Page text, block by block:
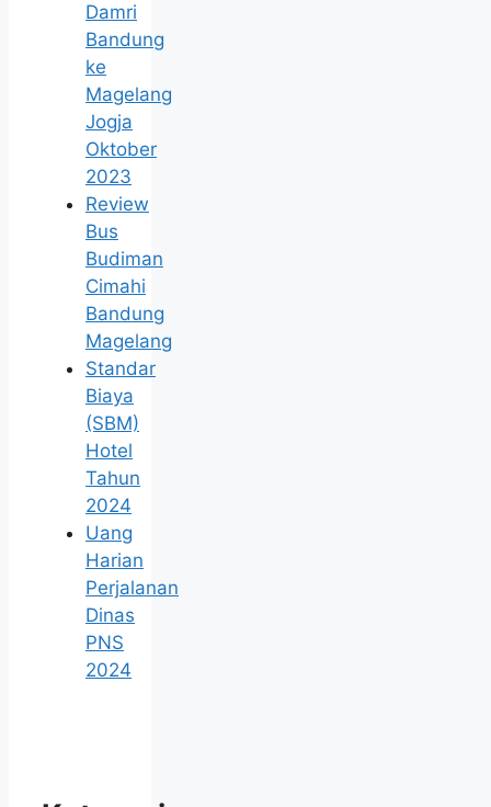
Damri
Bandung
ke
Magelang
Jogja
Oktober
2023
Review
Bus
Budiman
Cimahi
Bandung
Magelang
Standar
Biaya
(SBM)
Hotel
Tahun
2024
Uang
Harian
Perjalanan
Dinas
PNS
2024